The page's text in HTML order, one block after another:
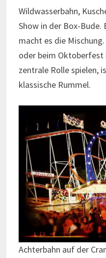
Wildwasserbahn,
Show in der Box-Bude.
macht es die
oder beim Oktoberfest
zentrale Rolle spielen,
klassische Rummel.
Achterbahn auf der